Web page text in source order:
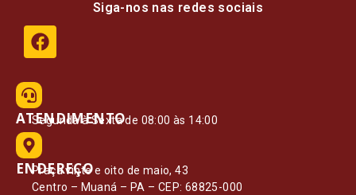
Siga-nos nas redes sociais
ATENDIMENTO
Segunda à Sexta de 08:00 às 14:00
ENDEREÇO
Praça vinte e oito de maio, 43
Centro – Muaná – PA – CEP: 68825-000